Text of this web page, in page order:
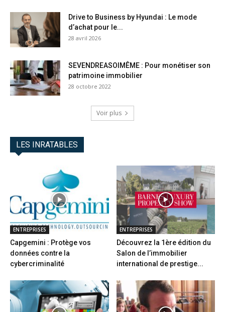
Drive to Business by Hyundai : Le mode
d’achat pour le...
28 avril 2026
SEVENDREASOIMÊME : Pour monétiser son
patrimoine immobilier
28 octobre 2022
Voir plus
LES INRATABLES
ENTREPRISES
Capgemini : Protège vos
données contre la
cybercriminalité
ENTREPRISES
Découvrez la 1ère édition du
Salon de l’immobilier
international de prestige...